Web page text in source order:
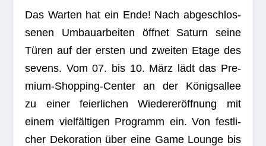
Das War­ten hat ein Ende! Nach abge­schlos­
se­nen Umbau­ar­bei­ten öff­net Saturn seine
Türen auf der ers­ten und zwei­ten Etage des
sevens. Vom 07. bis 10. März lädt das Pre­
mium-Shop­ping-Cen­ter an der Königs­al­lee
zu einer fei­er­li­chen Wie­der­eröff­nung mit
einem viel­fäl­ti­gen Pro­gramm ein. Von fest­li­
cher Deko­ra­tion über eine Game Lounge bis